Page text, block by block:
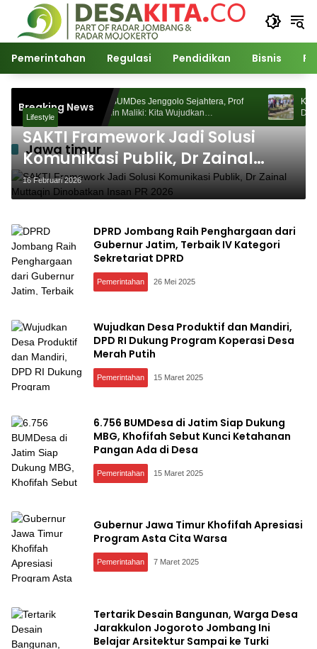
Langsung
konten
Pemerintahan Regulasi Pendidikan Bisnis
Breaking News
Kunjungi BUMDes Jenggolo Sejahtera, Prof
Dr Zainudin Maliki: Kita Wujudkan
Kemandirian Ekonomi dengan Potensi Desa
Kunjungi
Dr
Jawa timur
Lifestyle
SAKTI Framework Jadi Solusi
Komunikasi Publik, Dr Zainal
Muttaqin Dinobatkan Insan PR
2026
16 Februari 2026
DPRD Jombang Raih Penghargaan dari
Gubernur Jatim, Terbaik IV Kategori
Sekretariat DPRD
Pemerintahan 26 Mei 2025
Wujudkan Desa Produktif dan Mandiri,
DPD RI Dukung Program Koperasi Desa
Merah Putih
Pemerintahan 15 Maret 2025
6.756 BUMDesa di Jatim Siap Dukung
MBG, Khofifah Sebut Kunci Ketahanan
Pangan Ada di Desa
Pemerintahan 15 Maret 2025
Gubernur Jawa Timur Khofifah Apresiasi
Program Asta Cita Warsa
Pemerintahan 7 Maret 2025
Tertarik Desain Bangunan, Warga Desa
Jarakkulon Jogoroto Jombang Ini
Belajar Arsitektur Sampai ke Turki